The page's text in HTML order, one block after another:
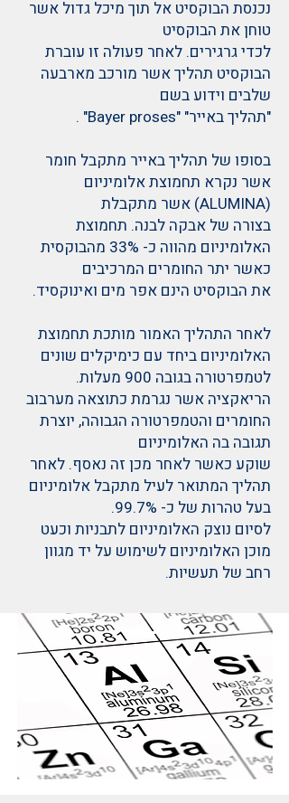
נכנסת הבוקסיט אל תוך מיכל גדול אשר
טוחן את הבוקסיט
לכדי גרגירים. לאחר פעולה זו עוברת
הבוקסיט תהליך אשר מורכב מארבעה
שלבים וידוע בשם
"תהליך באייר" "Bayer proses" .
בסופו של תהליך באייר מתקבל חומר
אשר נקרא תחמוצת אלומיניום
(ALUMINA) אשר מתקבלת
בצורה של אבקה לבנה. תחמוצת
האלומיניום מהווה כ- 33% מהבוקסית
כאשר יתר החומרים המרכיבים
את הבוקסיט הינם אפר מים ואינוקסיד.
לאחר התהליך האמור מותכת תחמוצת
האלומיניום ביחד עם כימיקלים שונים
לטמפרטורה בגובה 900 מעלות.
הריאקציה אשר נגרמת כתוצאה מערבוב
החומרים והטמפרטורה הגבוהה, יוצרת
תגובה בה האלומיניום
שוקע כאשר לאחר מכן זה נאסף. לאחר
תהליך המתואר לעיל מתקבל אלומיניום
בעל טהרות של כ- 99.7%.
לסיום נוצק האלומיניום לתבניות וכעט
מוכן האלומיניום לשימוש על יד מגוון
רחב של תעשיות.